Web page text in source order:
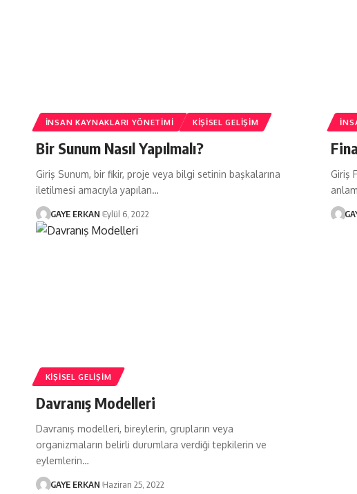
İNSAN KAYNAKLARI YÖNETIMI KIŞISEL GELIŞIM
Bir Sunum Nasıl Yapılmalı?
Giriş Sunum, bir fikir, proje veya bilgi setinin başkalarına
iletilmesi amacıyla yapılan…
GAYE ERKAN Eylül 6, 2022
Giriş
KIŞISEL GELIŞIM
Davranış Modelleri
Davranış modelleri, bireylerin, grupların veya
organizmaların belirli durumlara verdiği tepkilerin ve
eylemlerin…
GAYE ERKAN Haziran 25, 2022